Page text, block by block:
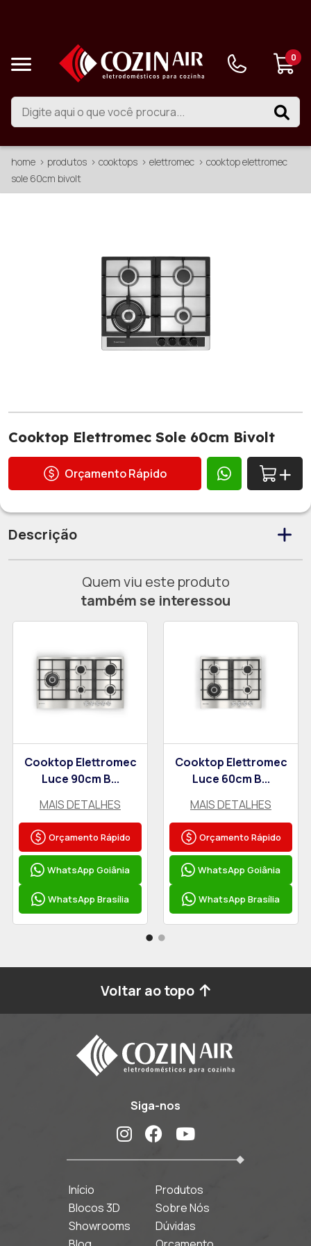
0
home produtos cooktops elettromec
cooktop elettromec
sole 60cm bivolt
Cooktop Elettromec Sole 60cm Bivolt
Orçamento Rápido
Descrição
Quem viu este produto
também se interessou
Cooktop Elettromec
Luce 90cm B...
MAIS DETALHES
Orçamento Rápido
WhatsApp Goiânia
WhatsApp Brasília
Cooktop Elettromec
Luce 60cm B...
MAIS DETALHES
Orçamento Rápido
WhatsApp Goiânia
WhatsApp Brasília
Voltar ao topo
Siga-nos
Início
Produtos
Blocos 3D
Sobre Nós
Showrooms
Dúvidas